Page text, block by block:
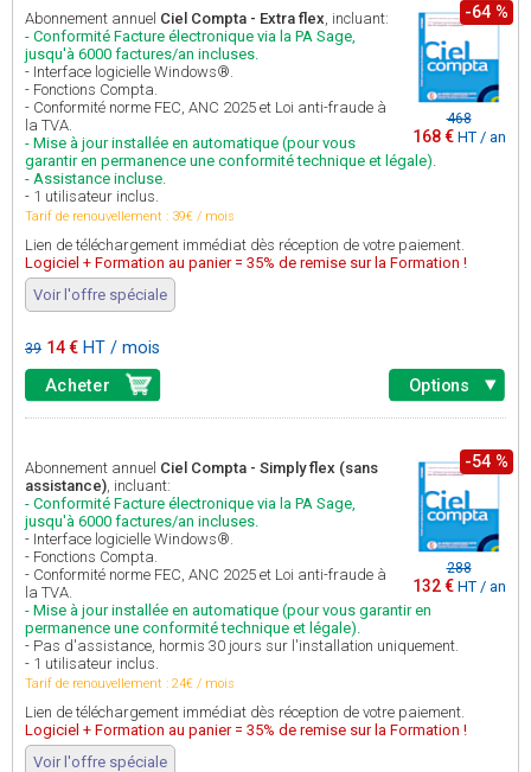
468
168 €HT / an
Abonnement annuel Ciel Compta - Extra flex, incluant:
- Conformité Facture électronique via la PA Sage,
jusqu'à 6000 factures/an incluses.
- Interface logicielle Windows®.
- Fonctions Compta.
- Conformité norme FEC, ANC 2025 et Loi anti-fraude à
la TVA.
- Mise à jour installée en automatique (pour vous
garantir en permanence une conformité technique et légale).
- Assistance incluse.
- 1 utilisateur inclus.
Tarif de renouvellement : 39€ / mois
Lien de téléchargement immédiat dès réception de votre paiement.
Logiciel + Formation au panier = 35% de remise sur la Formation !
Voir l'offre spéciale
39 14 € HT / mois
-64 %
Acheter Options
288
132 €HT / an
Abonnement annuel Ciel Compta - Simply flex (sans
assistance) , incluant:
- Conformité Facture électronique via la PA Sage,
jusqu'à 6000 factures/an incluses.
- Interface logicielle Windows®.
- Fonctions Compta.
- Conformité norme FEC, ANC 2025 et Loi anti-fraude à
la TVA.
- Mise à jour installée en automatique (pour vous garantir en
permanence une conformité technique et légale).
- Pas d'assistance, hormis 30 jours sur l'installation uniquement.
- 1 utilisateur inclus.
Tarif de renouvellement : 24€ / mois
Lien de téléchargement immédiat dès réception de votre paiement.
Logiciel + Formation au panier = 35% de remise sur la Formation !
Voir l'offre spéciale
-54 %